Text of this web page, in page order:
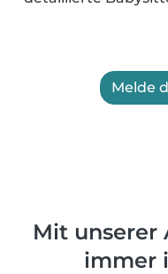
Melde
Mit unserer
immer